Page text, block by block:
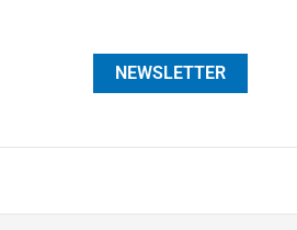
NEWSLETTER